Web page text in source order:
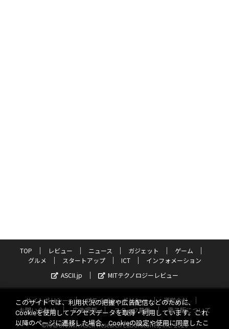
TOP レビュー ニュース ガジェット
ゲーム
グルメ
スタートアップ ICT
インフォメーション
ASCII.jp
MITテクノロジーレビュー
サイトポリシー プライバシーポリシー
運営会社
お問い合わせ
広告掲載 スタッフ募集
電子版について
©KADOKAWA ASCII Research Laboratories, Inc. 2026
このサイトでは、利用状況の把握や広告配信などのために、
Cookieを使用してアクセスデータを取得・利用しています。これ
以降のページに遷移した場合、Cookieの設定や使用に同意したこ